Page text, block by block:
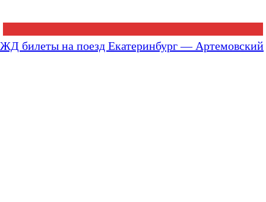
ЖД билеты на поезд Екатеринбург — Артемовский